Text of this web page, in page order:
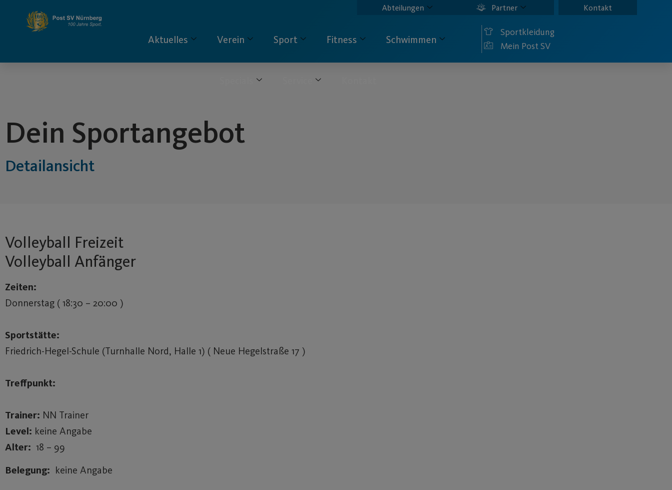
springen
Abteilungen Partner Kontakt
Aktuelles Verein Sport Fitness Schwimmen
Sportkleidung
Mein Post SV
Dein Sportangebot
Detailansicht
Volleyball Freizeit
Volleyball Anfänger
Zeiten:
Donnerstag ( 18:30 – 20:00 )
Sportstätte:
Friedrich-Hegel-Schule (Turnhalle Nord, Halle 1) ( Neue Hegelstraße 17 )
Treffpunkt:
Trainer: NN Trainer
Level: keine Angabe
Alter: 18 – 99
Belegung: keine Angabe